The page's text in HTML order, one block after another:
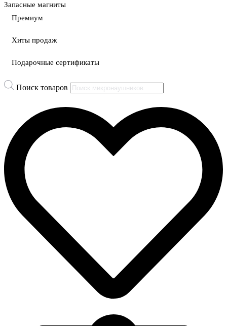
Запасные магниты
Премиум
Хиты продаж
Подарочные сертификаты
Поиск товаров